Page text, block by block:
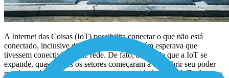
A Internet das Coisas (IoT) possibilita conectar o que não está
conectado, inclusive dispositivos que ninguém esperava que
tivessem conectividade de rede. De fato, à medida que a IoT se
expande, quase todos os setores começaram a descobrir seu poder
revolucionário. Em muitos casos, a necessidade leva a IoT a lugares